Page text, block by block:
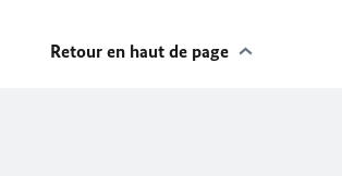
Retour en haut de page